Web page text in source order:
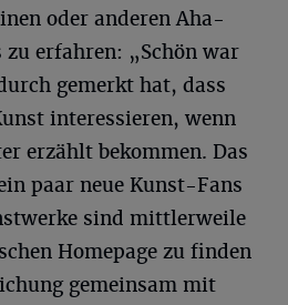
oder anderen Aha-
zu erfahren: „Schön war
gemerkt hat, dass
interessieren, wenn
erzählt bekommen. Das
paar neue Kunst-Fans
sind mittlerweile
Homepage zu finden
gemeinsam mit